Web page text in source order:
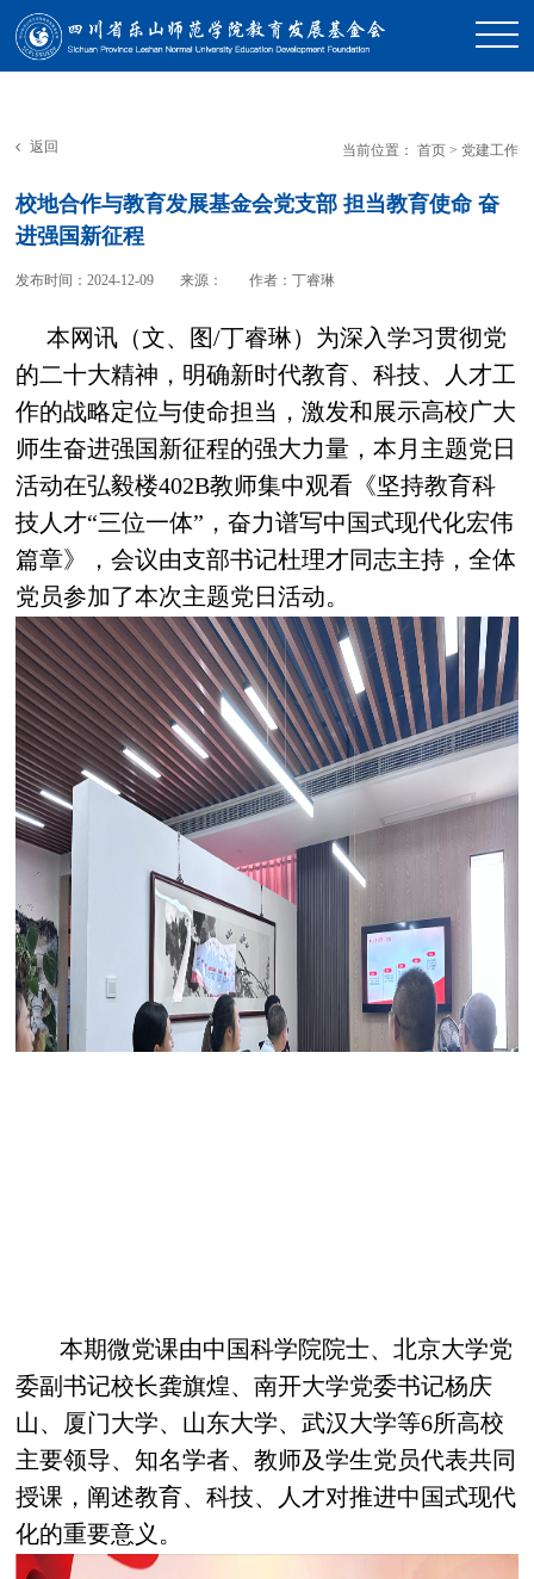
返回 当前位置： 首页> 党建工作
校地合作与教育发展基金会党支部 担当教育使命 奋
进强国新征程
发布时间：2024-12-09 来源： 作者：丁睿琳
本网讯（文、图/丁睿琳）为深入学习贯彻党
的二十大精神，明确新时代教育、科技、人才工
作的战略定位与使命担当，激发和展示高校广大
师生奋进强国新征程的强大力量，本月主题党日
活动在弘毅楼402B教师集中观看《坚持教育科
技人才“三位一体”，奋力谱写中国式现代化宏伟
篇章》，会议由支部书记杜理才同志主持，全体
党员参加了本次主题党日活动。
本期微党课由中国科学院院士、北京大学党
委副书记校长龚旗煌、南开大学党委书记杨庆
山、厦门大学、山东大学、武汉大学等6所高校
主要领导、知名学者、教师及学生党员代表共同
授课，阐述教育、科技、人才对推进中国式现代
化的重要意义。